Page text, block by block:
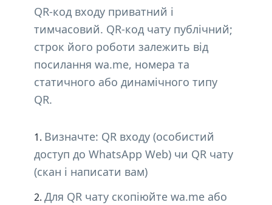
QR-код входу приватний і
тимчасовий. QR-код чату публічний;
строк його роботи залежить від
посилання wa.me, номера та
статичного або динамічного типу
QR.
Визначте: QR входу (особистий
доступ до WhatsApp Web) чи QR чату
(скан і написати вам)
Для QR чату скопіюйте wa.me або